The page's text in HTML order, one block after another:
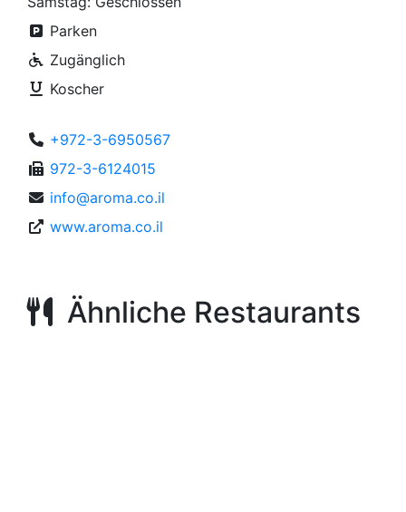
Parken
Zugänglich
Koscher
+972-3-6950567
972-3-6124015
info@aroma.co.il
www.aroma.co.il
Ähnliche Restaurants